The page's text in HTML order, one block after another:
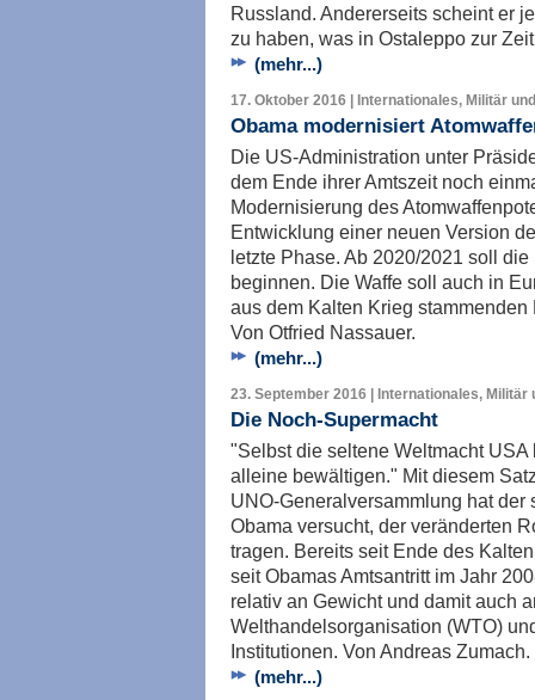
Russland. Andererseits scheint er
zu haben, was in Ostaleppo zur
(mehr...)
17. Oktober 2016 | Internationales, Militär
Obama modernisiert
Die US-Administration unter
dem Ende ihrer Amtszeit noch
Modernisierung des
Entwicklung einer neuen Version
letzte Phase. Ab 2020/2021 soll
beginnen. Die Waffe soll auch in
aus dem Kalten Krieg
Von Otfried Nassauer.
(mehr...)
23. September 2016 | Internationales, Militär
Die Noch-Supermacht
"Selbst die seltene Weltmacht
alleine bewältigen." Mit diesem
UNO-Generalversammlung hat
Obama versucht, der veränderten
tragen. Bereits seit Ende des
seit Obamas Amtsantritt im Jahr
relativ an Gewicht und damit auch
Welthandelsorganisation (WTO)
Institutionen. Von Andreas Zumach.
(mehr...)